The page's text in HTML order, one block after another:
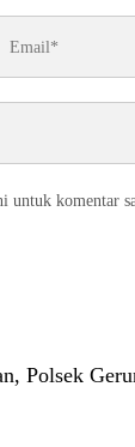
untuk komentar
Polsek